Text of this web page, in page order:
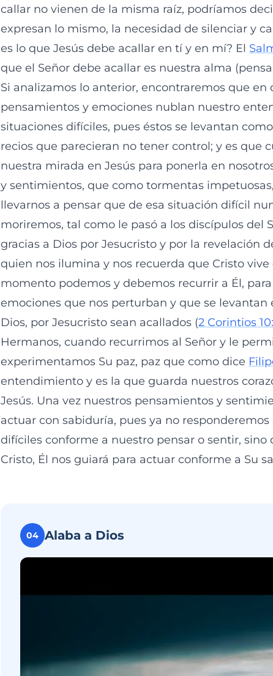
callar no vienen de la misma raíz, podríamos
expresan lo mismo, la necesidad de silenciar y
es lo que Jesús debe acallar en tí y en mí? El
que el Señor debe acallar es nuestra alma
Si analizamos lo anterior, encontraremos que en
pensamientos y emociones nublan nuestro
situaciones difíciles, pues éstos se levantan
recios que parecieran no tener control; y es que
nuestra mirada en Jesús para ponerla en
y sentimientos, que como tormentas
llevarnos a pensar que de esa situación difícil
moriremos, tal como le pasó a los discípulos del
gracias a Dios por Jesucristo y por la revelación
quien nos ilumina y nos recuerda que Cristo
momento podemos y debemos recurrir a Él,
emociones que nos perturban y que se
Dios, por Jesucristo sean acallados (2 Corintios
Hermanos, cuando recurrimos al Señor y le
experimentamos Su paz, paz que como dice
entendimiento y es la que guarda nuestros
Jesús. Una vez nuestros pensamientos y
actuar con sabiduría, pues ya no
difíciles conforme a nuestro pensar o sentir, sino
Cristo, Él nos guiará para actuar conforme a Su
04 Alaba a Dios